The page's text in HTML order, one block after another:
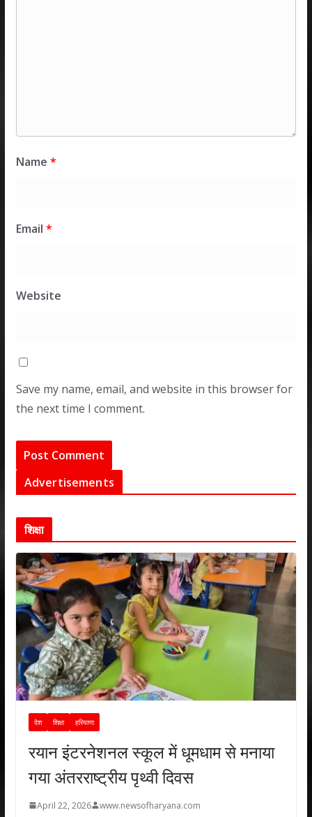
Name *
Email *
Website
Save my name, email, and website in this browser for
the next time I comment.
Advertisements
शिक्षा
देश शिक्षा हरियाणा
रयान इंटरनेशनल स्कूल में धूमधाम से मनाया
गया अंतरराष्ट्रीय पृथ्वी दिवस
April 22, 2026 www.newsofharyana.com